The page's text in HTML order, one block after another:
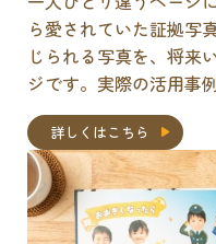
ら愛されていた証拠写
じられる写真を、将来
ジです。実際の活用事
詳しくはこちら